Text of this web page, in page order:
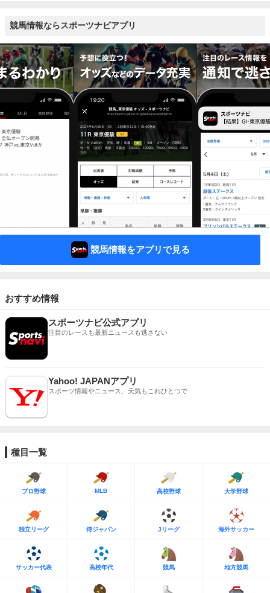
競馬情報ならスポーツナビアプリ
競馬情報をアプリで見る
おすすめ情報
スポーツナビ公式アプリ
注目のレースも最新ニュースも逃さない
Yahoo! JAPANアプリ
スポーツ情報やニュース、天気もこれひとつで
種目一覧
プロ野球 MLB 高校野球 大学野球
独立リーグ 侍ジャパン Jリーグ 海外サッカー
サッカー代表 高校年代 競馬 地方競馬